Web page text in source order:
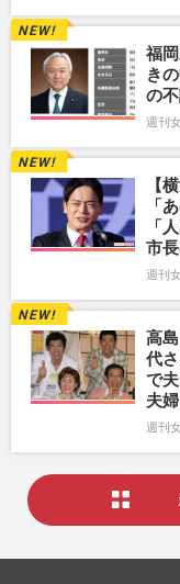
福
き
の
週刊
【
「
「
市
週刊
高
代
で
夫婦
週刊